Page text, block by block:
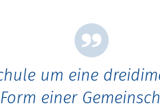
um eine
Form einer